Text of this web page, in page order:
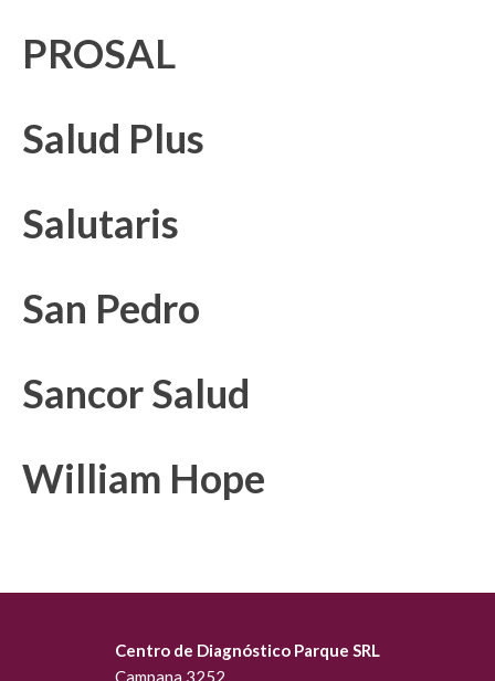
PROSAL
Salud Plus
Salutaris
San Pedro
Sancor Salud
William Hope
Centro de Diagnóstico Parque SRL
Campana 3252